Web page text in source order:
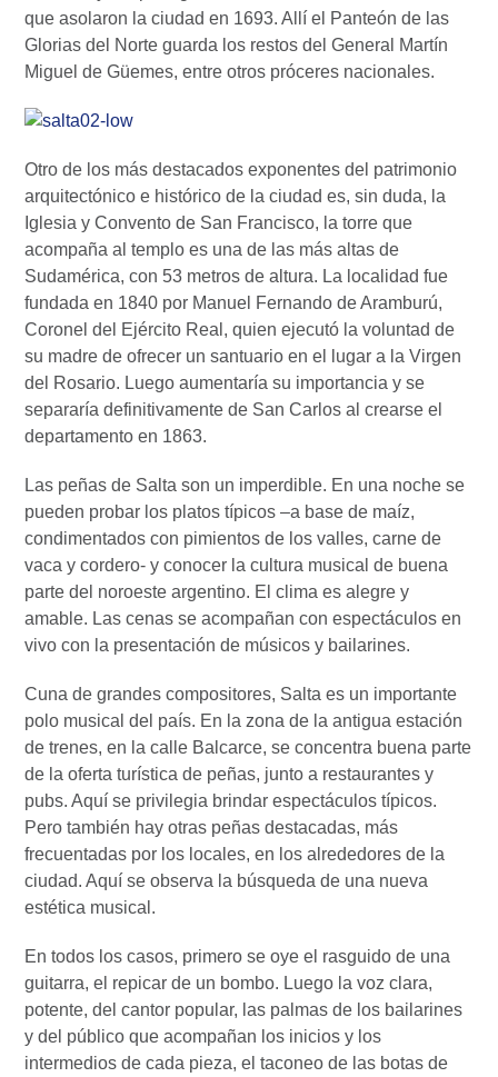
que asolaron la ciudad en 1693. Allí el Panteón de las
Glorias del Norte guarda los restos del General Martín
Miguel de Güemes, entre otros próceres nacionales.
Otro de los más destacados exponentes del patrimonio
arquitectónico e histórico de la ciudad es, sin duda, la
Iglesia y Convento de San Francisco, la torre que
acompaña al templo es una de las más altas de
Sudamérica, con 53 metros de altura. La localidad fue
fundada en 1840 por Manuel Fernando de Aramburú,
Coronel del Ejército Real, quien ejecutó la voluntad de
su madre de ofrecer un santuario en el lugar a la Virgen
del Rosario. Luego aumentaría su importancia y se
separaría definitivamente de San Carlos al crearse el
departamento en 1863.
Las peñas de Salta son un imperdible. En una noche se
pueden probar los platos típicos –a base de maíz,
condimentados con pimientos de los valles, carne de
vaca y cordero- y conocer la cultura musical de buena
parte del noroeste argentino. El clima es alegre y
amable. Las cenas se acompañan con espectáculos en
vivo con la presentación de músicos y bailarines.
Cuna de grandes compositores, Salta es un importante
polo musical del país. En la zona de la antigua estación
de trenes, en la calle Balcarce, se concentra buena parte
de la oferta turística de peñas, junto a restaurantes y
pubs. Aquí se privilegia brindar espectáculos típicos.
Pero también hay otras peñas destacadas, más
frecuentadas por los locales, en los alrededores de la
ciudad. Aquí se observa la búsqueda de una nueva
estética musical.
En todos los casos, primero se oye el rasguido de una
guitarra, el repicar de un bombo. Luego la voz clara,
potente, del cantor popular, las palmas de los bailarines
y del público que acompañan los inicios y los
intermedios de cada pieza, el taconeo de las botas de